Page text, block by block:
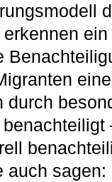
durch
auch